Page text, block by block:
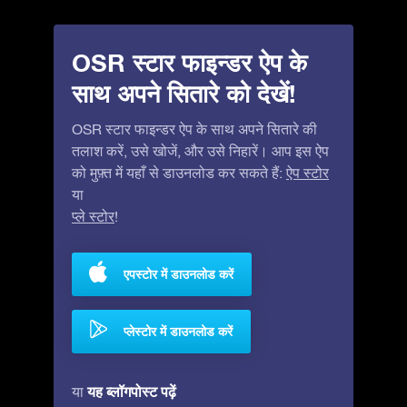
OSR स्टार फाइन्डर ऐप के
साथ अपने सितारे को देखें!
OSR स्टार फाइन्डर ऐप के साथ अपने सितारे की
तलाश करें, उसे खोजें, और उसे निहारें। आप इस ऐप
को मुफ़्त में यहाँ से डाउनलोड कर सकते हैं: ऐप स्टोर
या
प्ले स्टोर!
एपस्टोर में डाउनलोड करें
प्लेस्टोर में डाउनलोड करें
यायह ब्लॉगपोस्ट पढ़ें